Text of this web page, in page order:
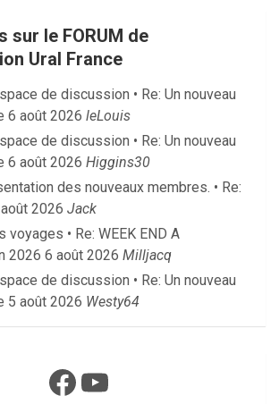
sur le FORUM de
Ural France
de discussion • Re: Un nouveau
6 août 2026 leLouis
de discussion • Re: Un nouveau
6 août 2026 Higgins30
des nouveaux membres. • Re:
2026 Jack
• Re: WEEK END A
2026 6 août 2026 Milljacq
de discussion • Re: Un nouveau
5 août 2026 Westy64
Facebook
YouTube